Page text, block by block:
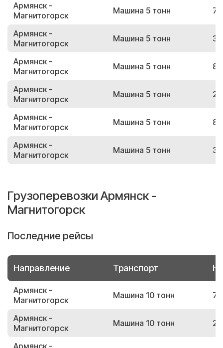
Армянск -
Магнитогорск
Машина 5 тонн
Армянск -
Магнитогорск
Машина 5 тонн
Армянск -
Магнитогорск
Машина 5 тонн
Армянск -
Магнитогорск
Машина 5 тонн
Армянск -
Магнитогорск
Машина 5 тонн
Армянск -
Магнитогорск
Машина 5 тонн
Грузоперевозки Армянск -
Магнитогорск
Последние рейсы
Направление Транспорт
Армянск -
Магнитогорск
Машина 10 тонн
Армянск -
Магнитогорск
Машина 10 тонн
Армянск -